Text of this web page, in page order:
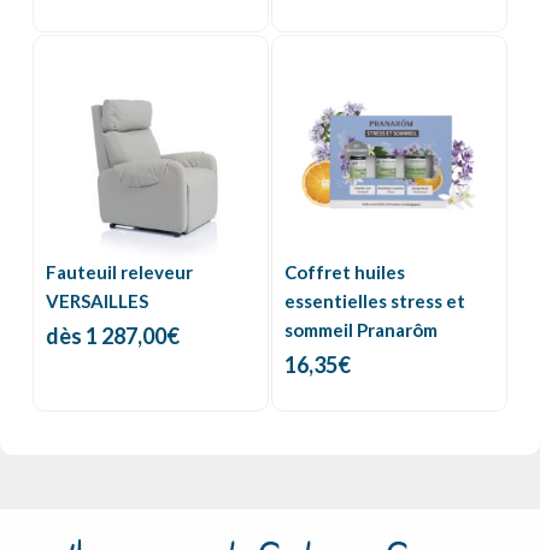
Fauteuil releveur
VERSAILLES
dès 1 287,00€
Coffret huiles
essentielles stress et
sommeil Pranarôm
16,35€